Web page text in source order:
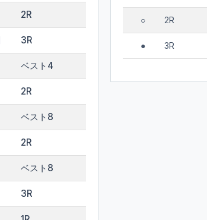
2R
3R
ベスト4
2R
ベスト8
2R
ベスト8
3R
○ 2R
● 3R